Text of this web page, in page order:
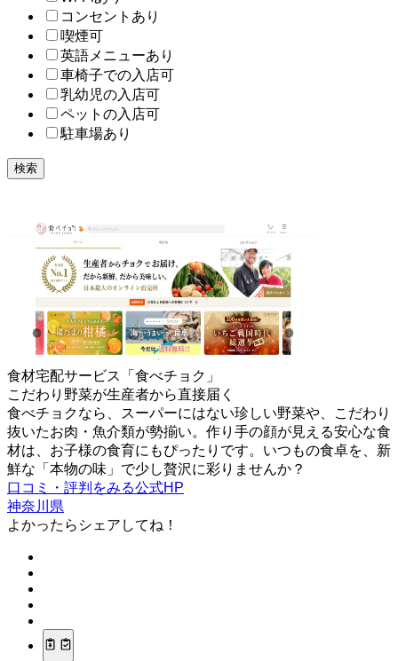
コンセントあり
喫煙可
英語メニューあり
車椅子での入店可
乳幼児の入店可
ペットの入店可
駐車場あり
検索
食材宅配サービス「食べチョク」
こだわり野菜が生産者から直接届く
食べチョクなら、スーパーにはない珍しい野菜や、こだわり
抜いたお肉・魚介類が勢揃い。作り手の顔が見える安心な食
材は、お子様の食育にもぴったりです。いつもの食卓を、新
鮮な「本物の味」で少し贅沢に彩りませんか？
口コミ・評判をみる公式HP
神奈川県
よかったらシェアしてね！